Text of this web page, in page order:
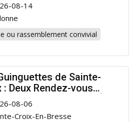
08-14
ou rassemblement convivial
de Sainte-
: Deux Rendez-vous
pour Prolonger l’Été
08-06
Croix-En-Bresse